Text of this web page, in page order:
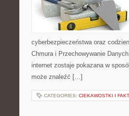
cyberbezpieczeństwa oraz
Chmura i Przechowywanie
internet zostaje pokazana w
może znaleźć […]
CATEGORIES: CIEKAWOSTKI I